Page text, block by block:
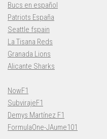
Bucs en español
Patriots España
Seattle fspain
La Tisana Reds
Granada Lions
Alicante Sharks
NowF1
SubvirajeF1
Demys Martínez F1
FormulaOne-JAume101